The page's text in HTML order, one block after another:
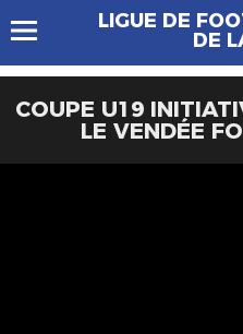
LIGUE DE
DE
COUPE U19
LE VENDÉE